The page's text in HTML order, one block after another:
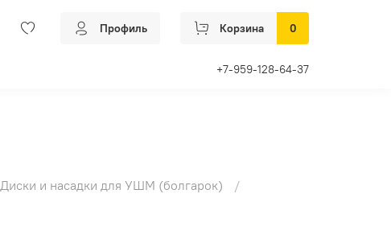
Профиль Корзина 0
+7-959-128-64-37
Диски и насадки для УШМ (болгарок)